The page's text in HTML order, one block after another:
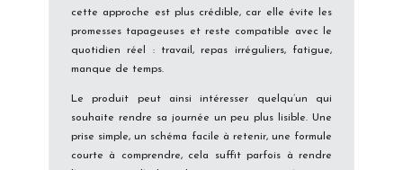
cette approche est plus crédible, car elle évite les
promesses tapageuses et reste compatible avec le
quotidien réel : travail, repas irréguliers, fatigue,
manque de temps.
Le produit peut ainsi intéresser quelqu’un qui
souhaite rendre sa journée un peu plus lisible. Une
prise simple, un schéma facile à retenir, une formule
courte à comprendre, cela suffit parfois à rendre